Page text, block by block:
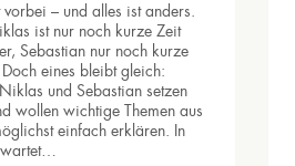
– und alles ist anders.
ist nur noch kurze Zeit
Sebastian nur noch kurze
eines bleibt gleich:
und Sebastian setzen
wollen wichtige Themen aus
einfach erklären. In
wartet…